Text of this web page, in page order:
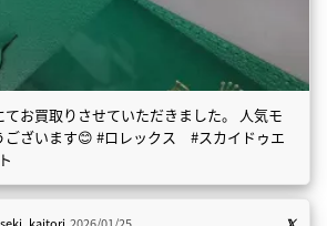
お買取りさせていただきました。 人気モ
ございます😊 #ロレックス #スカイドゥエ
2026/01/25